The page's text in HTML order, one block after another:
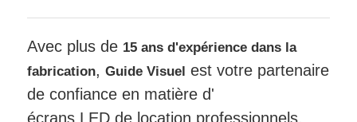
Avec plus de 15 ans d'expérience dans la
fabrication,Guide Visuel est votre partenaire
de confiance en matière d'
écrans LED de location professionnels.